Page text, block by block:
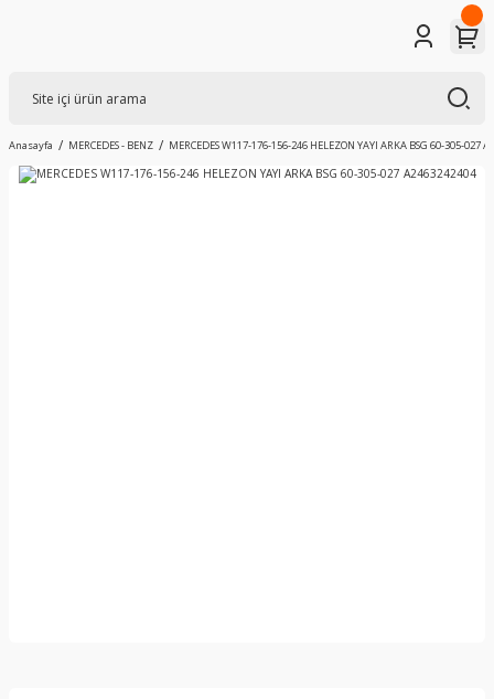
Anasayfa MERCEDES - BENZ MERCEDES W117-176-156-246 HELEZON YAYI ARKA BSG 60-305-027